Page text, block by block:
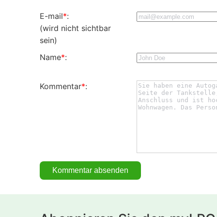
E-mail*:
(wird nicht sichtbar
sein)
Name*:
Kommentar*: